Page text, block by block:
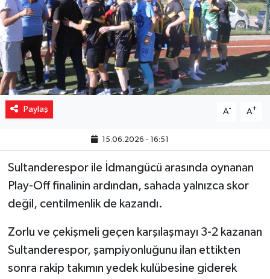
Paylaş A- A+
15.06.2026 - 16:51
Sultanderespor ile İdmangücü arasında oynanan
Play-Off finalinin ardından, sahada yalnızca skor
değil, centilmenlik de kazandı.
Zorlu ve çekişmeli geçen karşılaşmayı 3-2 kazanan
Sultanderespor, şampiyonluğunu ilan ettikten
sonra rakip takımın yedek kulübesine giderek
Resmi ilanlar